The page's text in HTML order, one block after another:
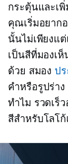
กระตุ้นและเ
คุณเริ่มอยาก
นั้นไม่เพียงแ
เป็นสีที่มองเ
ด้วย สมอง ป
คำหรือรูปร่า
ทำไม รวดเร็
สีสำหรับโลโ